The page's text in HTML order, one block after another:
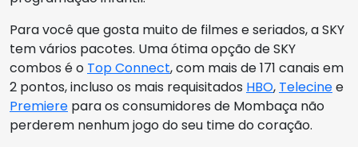
Para você que gosta muito de filmes e seriados, a SKY
tem vários pacotes. Uma ótima opção de SKY
combos é o Top Connect, com mais de 171 canais em
2 pontos, incluso os mais requisitados HBO, Telecinee
Premiere para os consumidores de Mombaça não
perderem nenhum jogo do seu time do coração.